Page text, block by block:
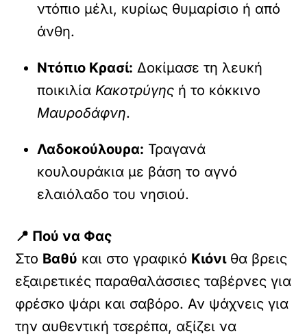
ντόπιο μέλι, κυρίως θυμαρίσιο ή από
άνθη.
Ντόπιο Κρασί: Δοκίμασε τη λευκή
ποικιλία Κακοτρύγης ή το κόκκινο
Μαυροδάφνη.
Λαδοκούλουρα: Τραγανά
κουλουράκια με βάση το αγνό
ελαιόλαδο του νησιού.
📍 Πού να Φας
Στο Βαθύ και στο γραφικό Κιόνιθα βρεις
εξαιρετικές παραθαλάσσιες ταβέρνες για
φρέσκο ψάρι και σαβόρο. Αν ψάχνεις για
την αυθεντική τσερέπα, αξίζει να